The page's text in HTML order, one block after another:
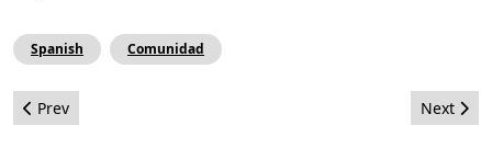
Spanish Comunidad
Previous article: Pasos y extensiones utilizadas para la
Prev Next
Next